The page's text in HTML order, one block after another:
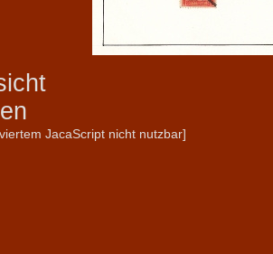
JacaScript nicht nutzbar]